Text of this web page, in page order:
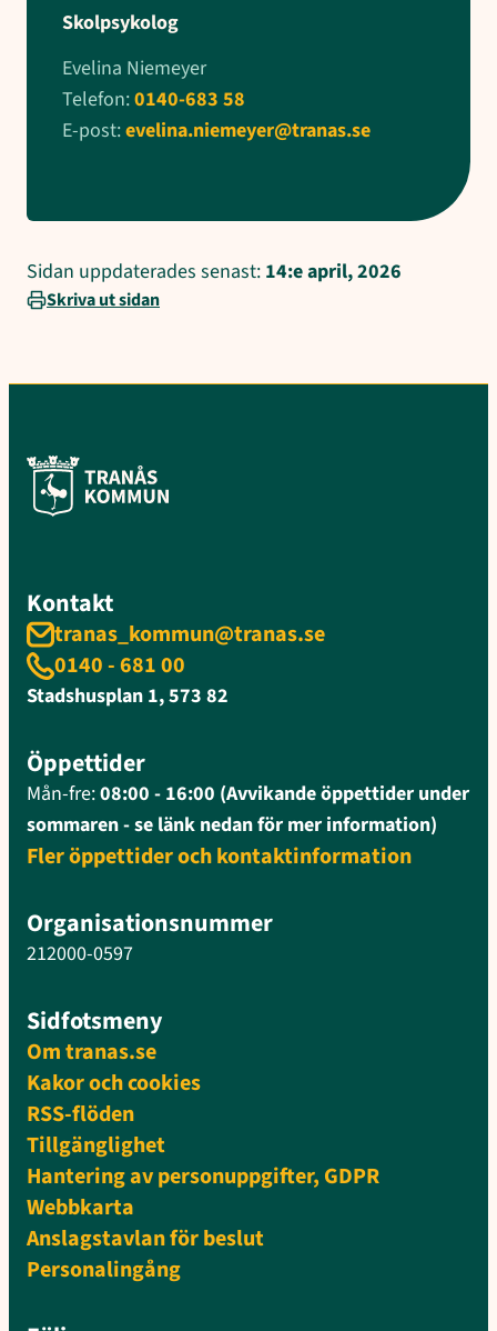
Skolpsykolog
Evelina Niemeyer
Telefon:0140-683 58
E-post:evelina.niemeyer@tranas.se
Sidan uppdaterades senast: 14:e april, 2026
Skriva ut sidan
Kontakt
tranas_kommun@tranas.se
0140 - 681 00
Stadshusplan 1, 573 82
Öppettider
Mån-fre:08:00 - 16:00 (Avvikande öppettider under
sommaren - se länk nedan för mer information)
Fler öppettider och kontaktinformation
Organisationsnummer
212000-0597
Sidfotsmeny
Om tranas.se
Kakor och cookies
RSS-flöden
Tillgänglighet
Hantering av personuppgifter, GDPR
Webbkarta
Anslagstavlan för beslut
Personalingång